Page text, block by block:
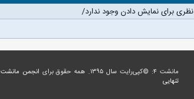
نظری برای نمایش دادن وجود ندارد/
مانشت ۴: ©کپی‌رایت سال ۱۳۹۵. همه حقوق برای انجمن مانشت
تنهایی